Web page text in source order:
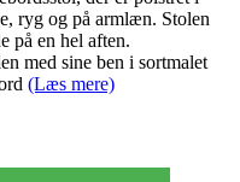
ryg og på armlæn. Stolen
på en hel aften.
med sine ben i sortmalet
(Læs mere)